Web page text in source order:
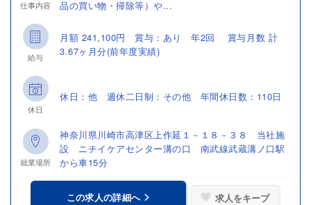
仕事内容
品の買い物・掃除等）や...
給与
月額 241,100円 賞与：あり 年2回 賞与月数 計
3.67ヶ月分(前年度実績)
休日
休日：他 週休二日制：その他 年間休日数：110日
就業場所
神奈川県川崎市高津区上作延１－１８－３８ 当社施
設 ニチイケアセンター溝の口 南武線武蔵溝ノ口駅
から車15分
この求人の詳細へ 求人をキープ